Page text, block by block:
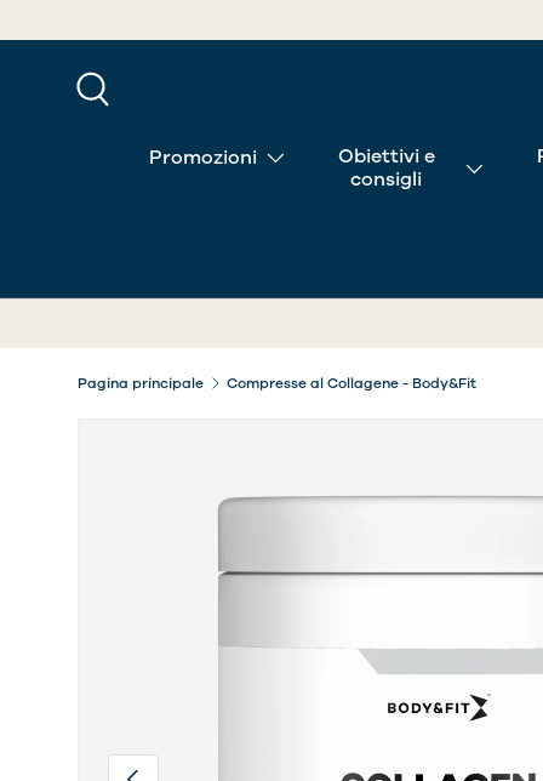
PASSA AI CONTENUTI
Promozioni
Obiettivi e
consigli
Pagina principale Compresse al Collagene - Body&Fit
Indietro